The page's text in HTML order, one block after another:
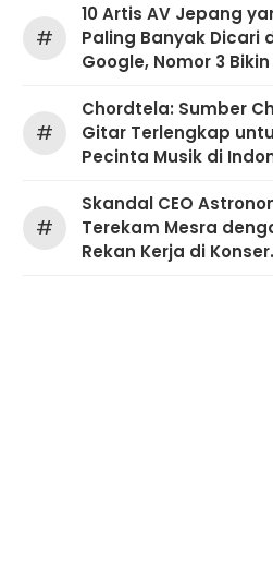
#
10 Artis AV Jepang
Paling Banyak Dicari
Google, Nomor 3
#
Chordtela: Sumber
Gitar Terlengkap
Pecinta Musik di
#
Skandal CEO
Terekam Mesra
Rekan Kerja di Konser